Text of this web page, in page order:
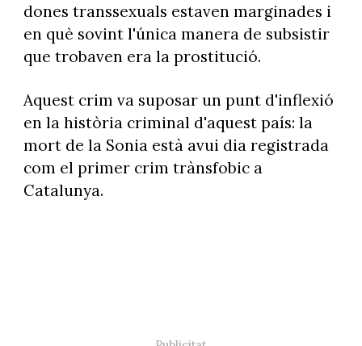
dones transsexuals estaven marginades i
en què sovint l'única manera de subsistir
que trobaven era la prostitució.
Aquest crim va suposar un punt d'inflexió
en la història criminal d'aquest país: la
mort de la Sonia està avui dia registrada
com el primer crim trànsfobic a
Catalunya.